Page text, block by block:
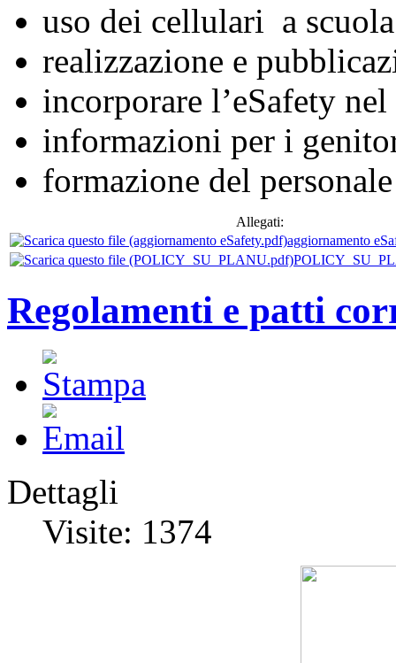
uso dei cellulari a scuola
realizzazione e
incorporare l’eSafety
informazioni per i
formazione del
Allegati:
aggiornamento
Regolamenti e patti
Dettagli
Visite: 1374